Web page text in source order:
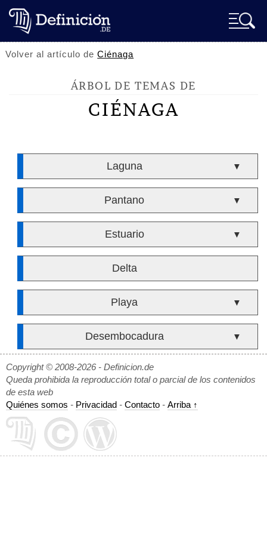
Volver al artículo deCiénaga
ÁRBOL DE TEMAS DE
CIÉNAGA
Laguna ▼
Pantano ▼
Estuario ▼
Delta
Playa ▼
Desembocadura ▼
Copyright © 2008-2026 - Definicion.de
Queda prohibida la reproducción total o parcial de los contenidos
de esta web
Quiénes somos - Privacidad - Contacto - Arriba ↑